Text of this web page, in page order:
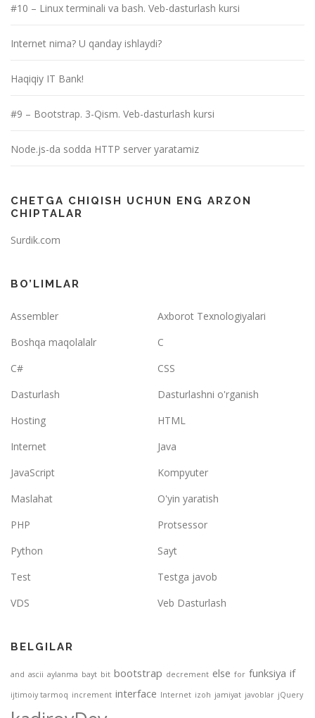
#10 – Linux terminali va bash. Veb-dasturlash kursi
Internet nima? U qanday ishlaydi?
Haqiqiy IT Bank!
#9 – Bootstrap. 3-Qism. Veb-dasturlash kursi
Node.js-da sodda HTTP server yaratamiz
CHETGA CHIQISH UCHUN ENG ARZON
CHIPTALAR
Surdik.com
BO’LIMLAR
Assembler
Axborot Texnologiyalari
Boshqa maqolalalr
C
C#
CSS
Dasturlash
Dasturlashni o'rganish
Hosting
HTML
Internet
Java
JavaScript
Kompyuter
Maslahat
O'yin yaratish
PHP
Protsessor
Python
Sayt
Test
Testga javob
VDS
Veb Dasturlash
BELGILAR
and ascii aylanma bayt bit bootstrap decrement else for funksiya if
ijtimoiy tarmoq increment interface Internet izoh jamiyat javoblar jQuery